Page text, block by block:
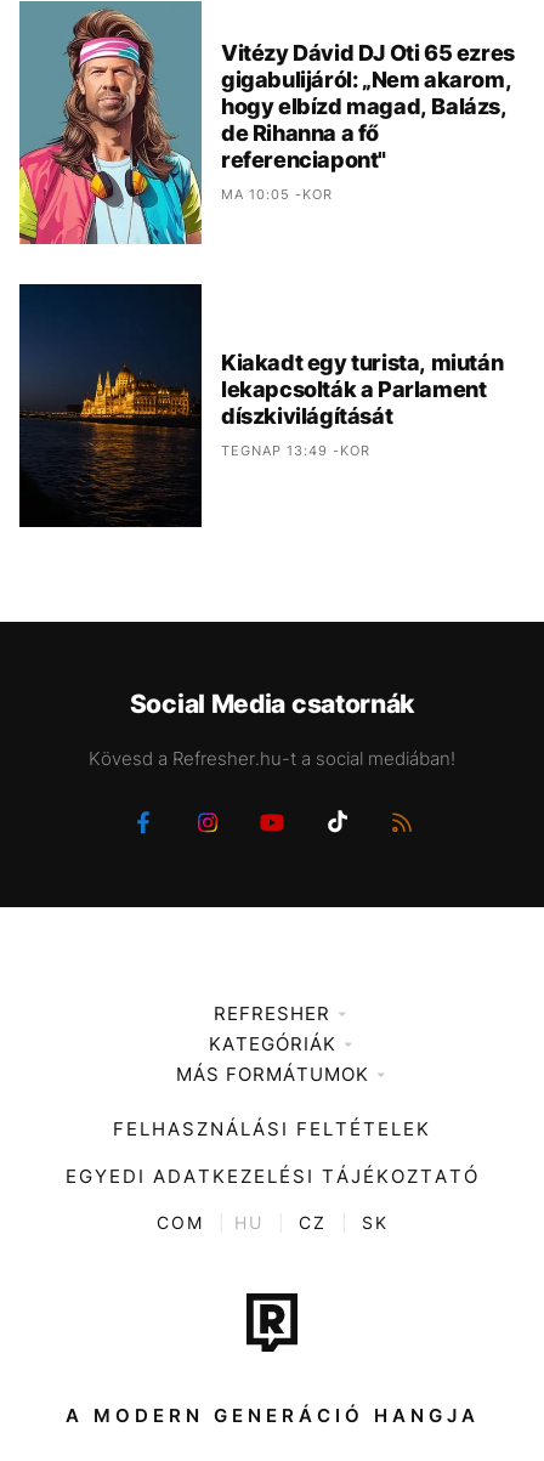
Vitézy Dávid DJ Oti 65 ezres
gigabulijáról: „Nem akarom,
hogy elbízd magad, Balázs,
de Rihanna a fő
referenciapont"
MA 10:05 -KOR
Kiakadt egy turista, miután
lekapcsolták a Parlament
díszkivilágítását
TEGNAP 13:49 -KOR
Social Media csatornák
Kövesd a Refresher.hu-t a social mediában!
REFRESHER
Médiaajánlat
KATEGÓRIÁK
Zene
Divat
Kultúra
ENTR
Tech-Tudomány
Sport
Társadalom
MÁS FORMÁTUMOK
FELHASZNÁLÁSI FELTÉTELEK
EGYEDI ADATKEZELÉSI TÁJÉKOZTATÓ
COM HU CZ SK
A MODERN GENERÁCIÓ HANGJA